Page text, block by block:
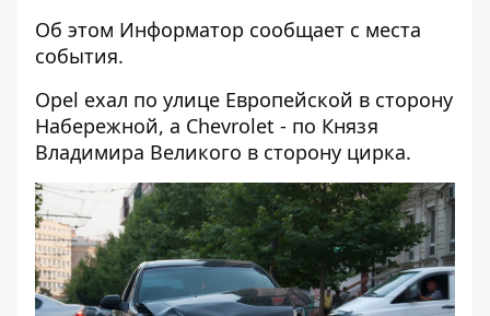
Об этом Информатор сообщает с места
события.
Opel ехал по улице Европейской в сторону
Набережной, а Chevrolet - по Князя
Владимира Великого в сторону цирка.